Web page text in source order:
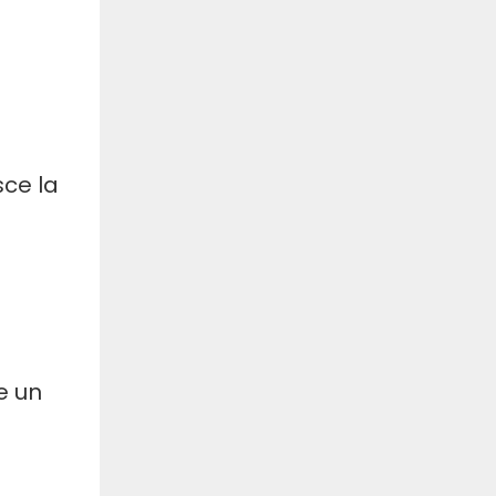
la
un